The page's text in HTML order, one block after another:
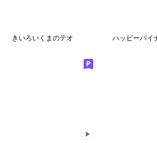
きいろいくまのテオ ハッピーパイ